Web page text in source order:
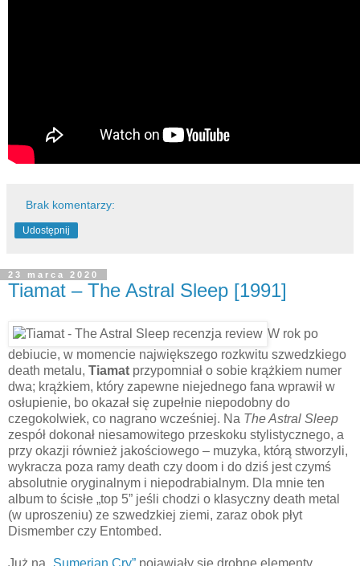
Brak komentarzy:
Udostępnij
23 marca 2020
Tiamat – The Astral Sleep [1991]
W rok po
debiucie, w momencie największego rozkwitu szwedzkiego
death metalu, Tiamat przypomniał o sobie krążkiem numer
dwa; krążkiem, który zapewne niejednego fana wprawił w
osłupienie, bo okazał się zupełnie niepodobny do
czegokolwiek, co nagrano wcześniej. Na The Astral Sleep
zespół dokonał niesamowitego przeskoku stylistycznego, a
przy okazji również jakościowego – muzyka, którą stworzyli,
wykracza poza ramy death czy doom i do dziś jest czymś
absolutnie oryginalnym i niepodrabialnym. Dla mnie ten
album to ścisłe „top 5” jeśli chodzi o klasyczny death metal
(w uproszeniu) ze szwedzkiej ziemi, zaraz obok płyt
Dismember czy Entombed.
Już na „Sumerian Cry” pojawiały się drobne elementy